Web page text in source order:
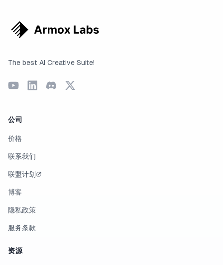
The best AI Creative Suite!
公司
价格
联系我们
联盟计划
博客
隐私政策
服务条款
资源